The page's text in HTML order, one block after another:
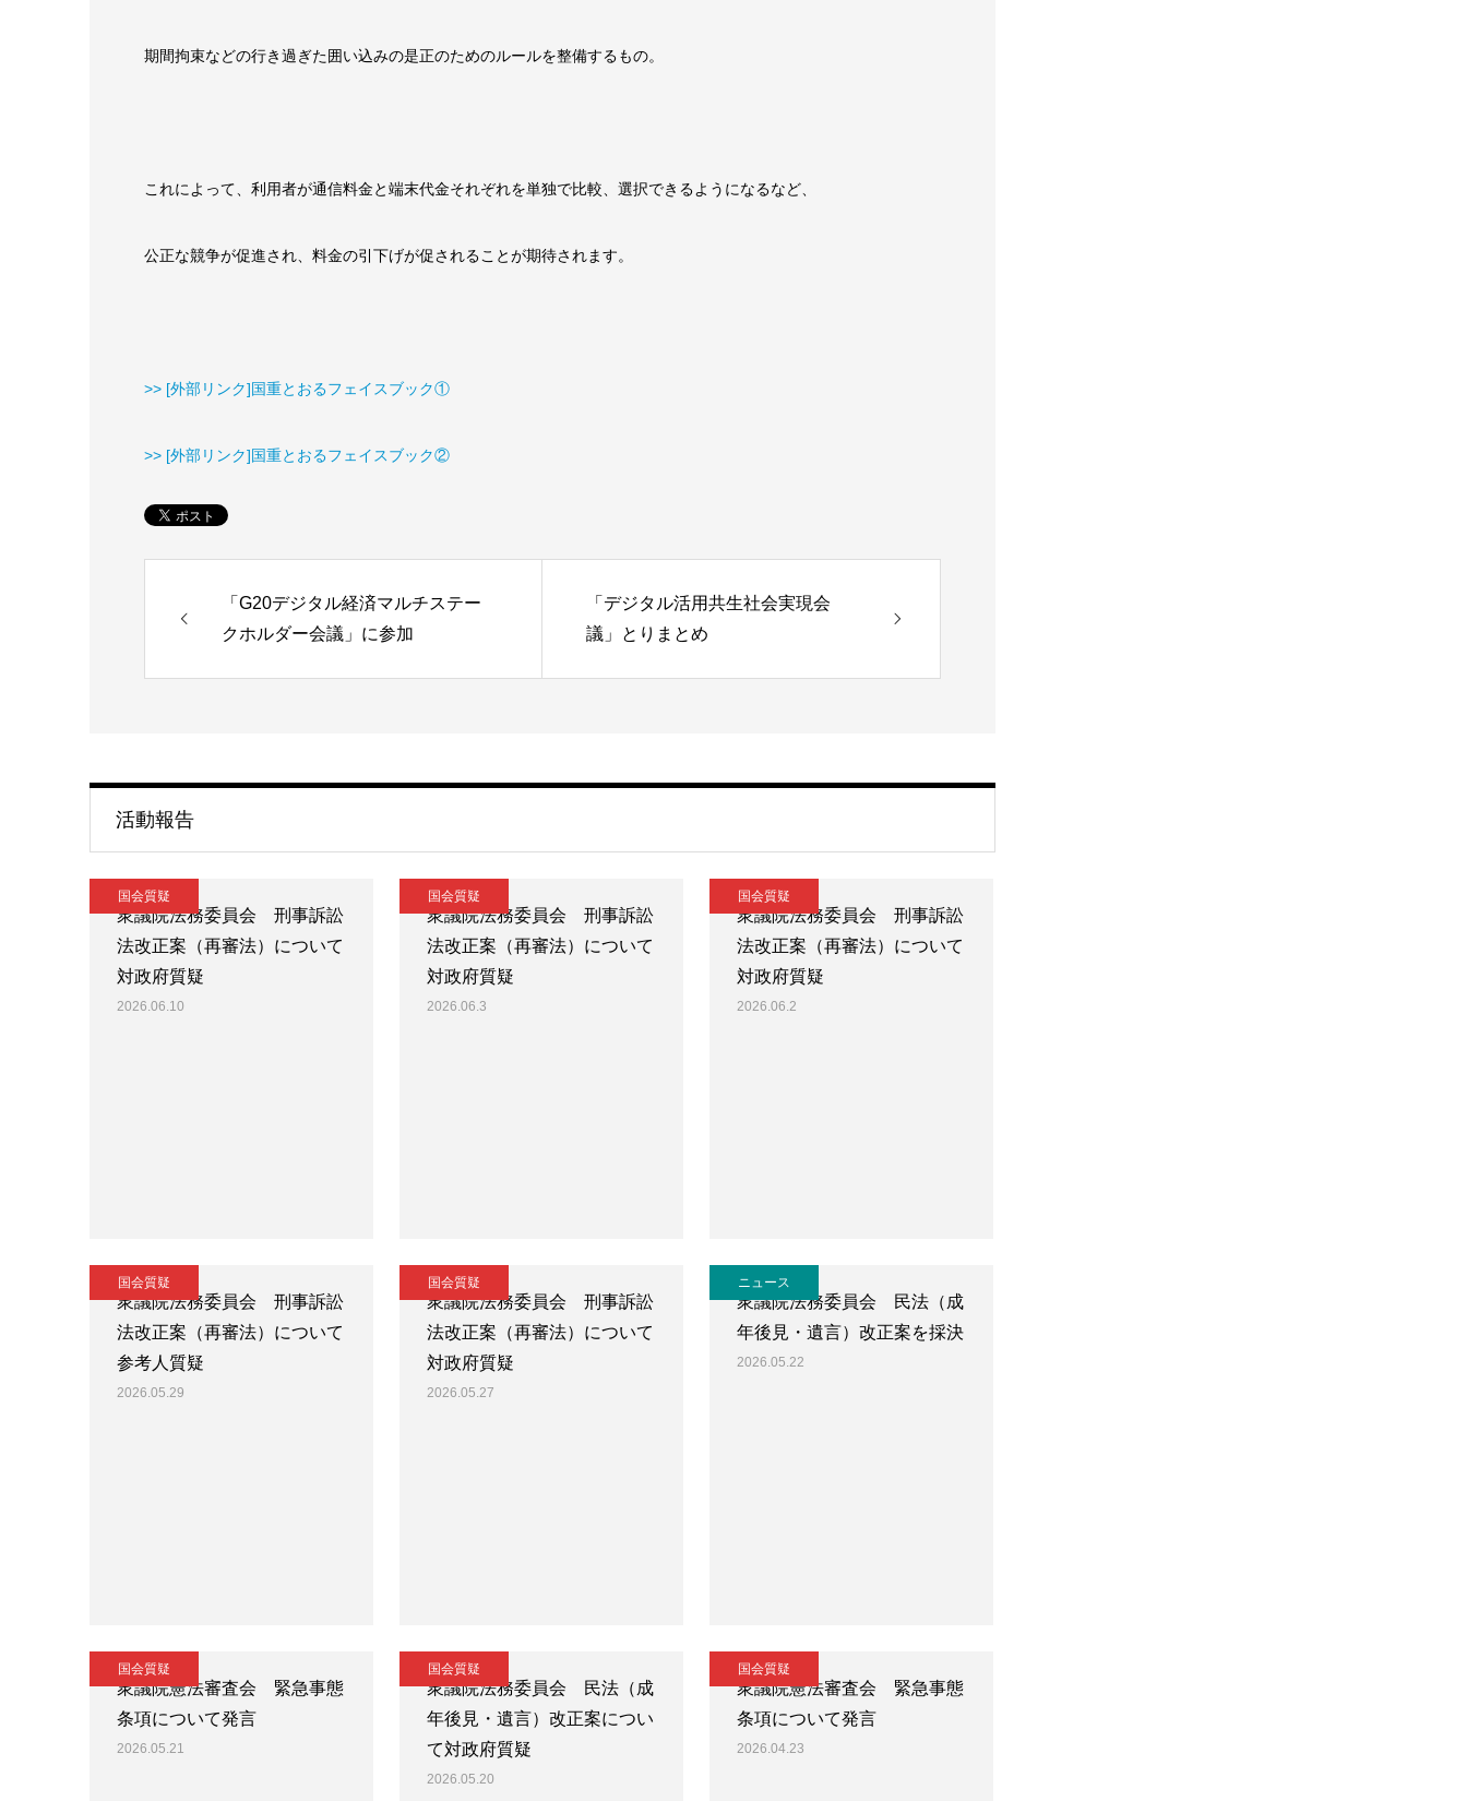
期間拘束などの行き過ぎた囲い込みの是正のためのルールを整備するもの。
これによって、利用者が通信料金と端末代金それぞれを単独で比較、選択できるようになるなど、
公正な競争が促進され、料金の引下げが促されることが期待されます。
>> [外部リンク]国重とおるフェイスブック①
>> [外部リンク]国重とおるフェイスブック②
「G20デジタル経済マルチステー
クホルダー会議」に参加
「デジタル活用共生社会実現会
議」とりまとめ
活動報告
国会質疑
衆議院法務委員会 刑事訴訟
法改正案（再審法）について
対政府質疑
2026.06.10
国会質疑
衆議院法務委員会 刑事訴訟
法改正案（再審法）について
対政府質疑
2026.06.3
国会質疑
衆議院法務委員会 刑事訴訟
法改正案（再審法）について
対政府質疑
2026.06.2
国会質疑
衆議院法務委員会 刑事訴訟
法改正案（再審法）について
参考人質疑
2026.05.29
国会質疑
衆議院法務委員会 刑事訴訟
法改正案（再審法）について
対政府質疑
2026.05.27
ニュース
衆議院法務委員会 民法（成
年後見・遺言）改正案を採決
2026.05.22
国会質疑
衆議院憲法審査会 緊急事態
条項について発言
2026.05.21
国会質疑
衆議院法務委員会 民法（成
年後見・遺言）改正案につい
て対政府質疑
2026.05.20
国会質疑
衆議院憲法審査会 緊急事態
条項について発言
2026.04.23